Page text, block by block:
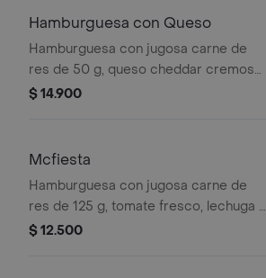
Hamburguesa con Queso
Hamburguesa con jugosa carne de
res de 50 g, queso cheddar cremoso,
cebolla, pepinillos, salsa de tomate y
$ 14.900
Mcfiesta
Hamburguesa con jugosa carne de
res de 125 g, tomate fresco, lechuga y
salsa de tomate, en pan suave sin
$ 12.500